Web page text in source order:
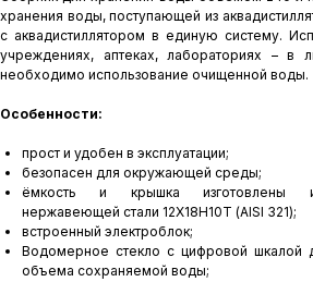
хранения воды, поступающей из
с аквадистиллятором в единую систему.
учреждениях, аптеках, лабораториях – в
необходимо использование очищенной воды.
Особенности:
прост и удобен в эксплуатации;
безопасен для окружающей среды;
ёмкость и крышка изготовлены из
нержавеющей стали 12Х18Н10Т (AISI 321);
встроенный электроблок;
Водомерное стекло с цифровой шкалой
объема сохраняемой воды;